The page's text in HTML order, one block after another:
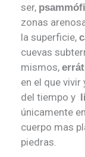
ser,
zonas
la superficie,
cuevas
mismos,
en el que vivir
del tiempo y
únicamente
cuerpo mas
piedras.